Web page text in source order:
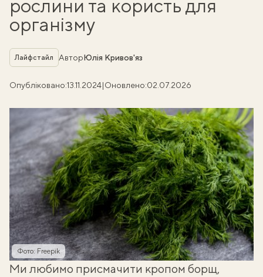
рослини та користь для
організму
Рубрика
Лайфстайл АвторЮлія Кривов'яз
Опубліковано:13.11.2024|Оновлено:02.07.2026
Фото: Freepik
Ми любимо присмачити кропом борщ,